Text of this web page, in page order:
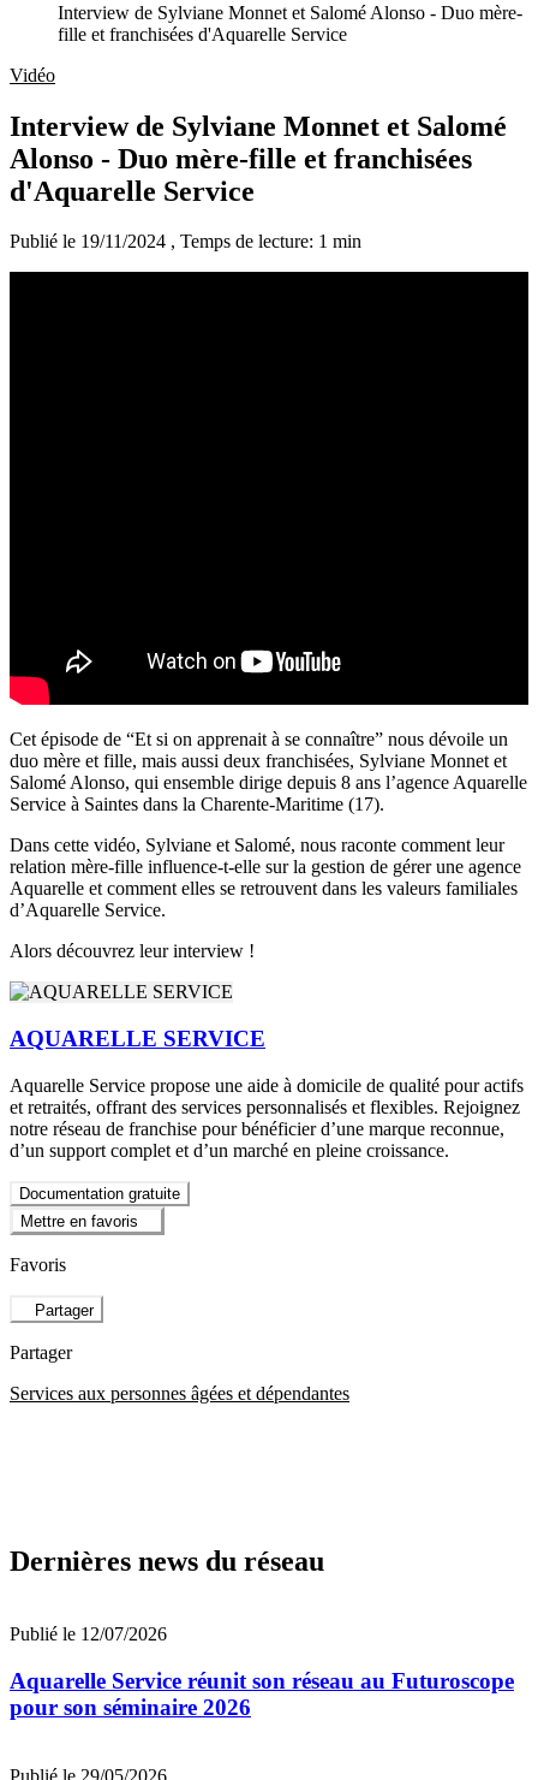
Interview de Sylviane Monnet et Salomé Alonso - Duo mère-
fille et franchisées d'Aquarelle Service
Vidéo
Interview de Sylviane Monnet et Salomé
Alonso - Duo mère-fille et franchisées
d'Aquarelle Service
Publié le 19/11/2024 , Temps de lecture: 1 min
Cet épisode de “Et si on apprenait à se connaître” nous dévoile un
duo mère et fille, mais aussi deux franchisées, Sylviane Monnet et
Salomé Alonso, qui ensemble dirige depuis 8 ans l’agence Aquarelle
Service à Saintes dans la Charente-Maritime (17).
Dans cette vidéo, Sylviane et Salomé, nous raconte comment leur
relation mère-fille influence-t-elle sur la gestion de gérer une agence
Aquarelle et comment elles se retrouvent dans les valeurs familiales
d’Aquarelle Service.
Alors découvrez leur interview !
AQUARELLE SERVICE
Aquarelle Service propose une aide à domicile de qualité pour actifs
et retraités, offrant des services personnalisés et flexibles. Rejoignez
notre réseau de franchise pour bénéficier d’une marque reconnue,
d’un support complet et d’un marché en pleine croissance.
Documentation gratuite
Mettre en favoris
Favoris
Partager
Partager
Services aux personnes âgées et dépendantes
Dernières news du réseau
Publié le 12/07/2026
Aquarelle Service réunit son réseau au Futuroscope
pour son séminaire 2026
Publié le 29/05/2026